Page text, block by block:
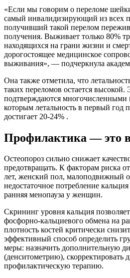
«Если мы говорим о переломе
самый инвалидизирующий из всех
получивший такой перелом
получения. Выживает только 80%
находящихся на грани жизни и
дорогостоящее медицинское
выживания», — подчеркнула
Она также отметила, что
таких переломов остается
подтверждаются многочисленными
которым летальность в первый год
достигает 20-24% .
Профилактика — это
Остеопороз сильно снижает
предотвращать. К факторам риска
лет, женский пол, малоподвижный
недостаточное потребление
ранняя менопауза у женщин.
Скрининг уровня кальция
фосфорно-кальциевого обмена на
плотность костей критически
эффективный способ определить
меры: назначить дополнительную
(денситометрию), скорректировать
профилактическую терапию.